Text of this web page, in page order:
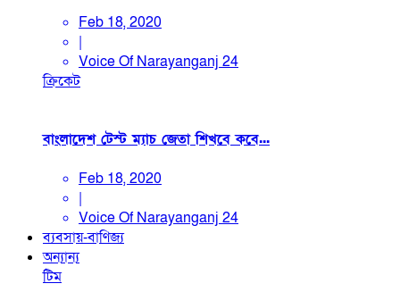
Feb 18, 2020
|
Voice Of Narayanganj 24
ক্রিকেট
বাংলাদেশ টেস্ট ম্যাচ জেতা শিখবে কবে...
Feb 18, 2020
|
Voice Of Narayanganj 24
ব্যবসায়-বাণিজ্য
অন্যান্য
টিম